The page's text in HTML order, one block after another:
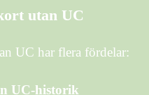
utan UC
UC har flera fördelar:
UC-historik